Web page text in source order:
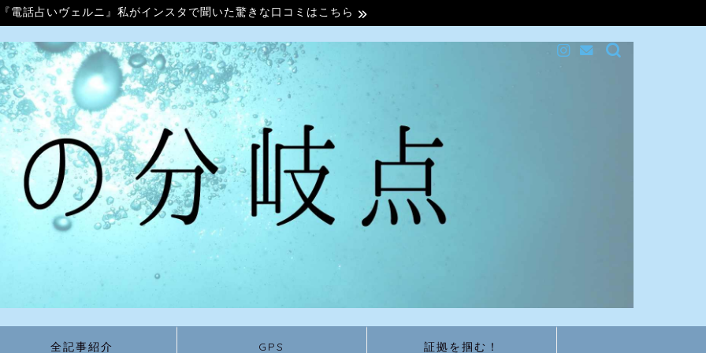
『電話占いヴェルニ』私がインスタで聞いた驚きな口コミはこちら
全記事紹介 GPS 証拠を掴む！